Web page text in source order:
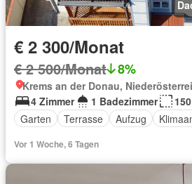
€ 2 300/Monat
€ 2 500/Monat 8%
Krems an der Donau,
4 Zimmer
1 Badezimmer
Garten
Terrasse Aufzug
Vor 1 Woche, 6 Tagen